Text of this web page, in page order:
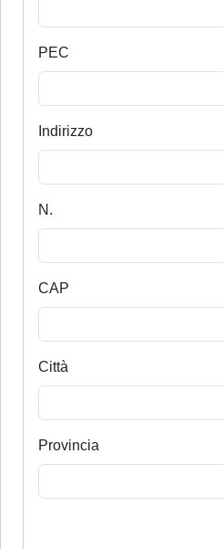
PEC
Indirizzo
N.
CAP
Città
Provincia